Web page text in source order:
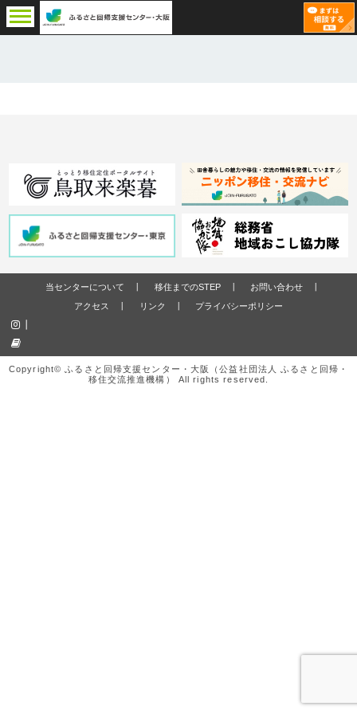
当センターについて 移住までのSTEP
お問い合わせ
アクセス
リンク プライバシーポリシー
Copyright© ふるさと回帰支援センター・大阪（公益社団法人 ふるさと回帰・
移住交流推進機構） All rights reserved.